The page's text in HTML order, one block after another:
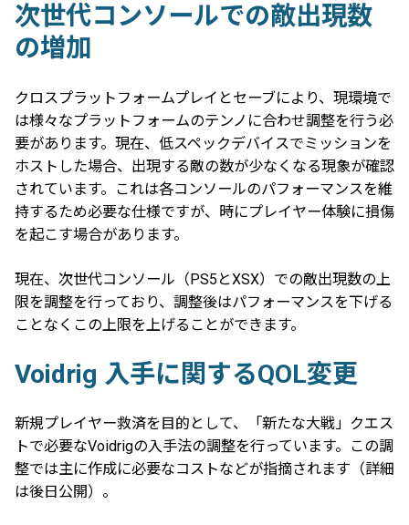
次世代コンソールでの敵出現数
の増加
クロスプラットフォームプレイとセーブにより、現環境で
は様々なプラットフォームのテンノに合わせ調整を行う必
要があります。現在、低スペックデバイスでミッションを
ホストした場合、出現する敵の数が少なくなる現象が確認
されています。これは各コンソールのパフォーマンスを維
持するため必要な仕様ですが、時にプレイヤー体験に損傷
を起こす場合があります。
現在、次世代コンソール（PS5とXSX）での敵出現数の上
限を調整を行っており、調整後はパフォーマンスを下げる
ことなくこの上限を上げることができます。
Voidrig 入手に関するQOL変更
新規プレイヤー救済を目的として、「新たな大戦」クエス
トで必要なVoidrigの入手法の調整を行っています。この調
整では主に作成に必要なコストなどが指摘されます（詳細
は後日公開）。